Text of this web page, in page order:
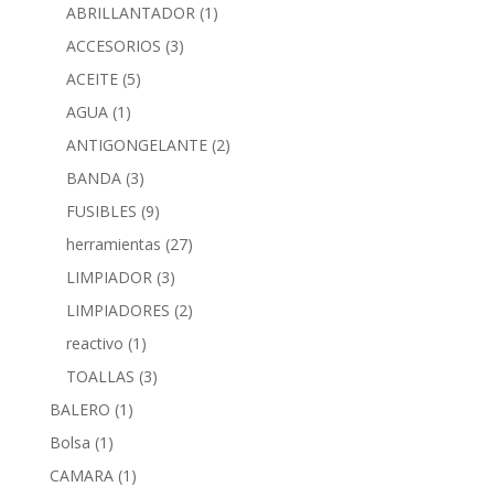
ABRILLANTADOR (1)
ACCESORIOS (3)
ACEITE (5)
AGUA (1)
ANTIGONGELANTE (2)
BANDA (3)
FUSIBLES (9)
herramientas (27)
LIMPIADOR (3)
LIMPIADORES (2)
reactivo (1)
TOALLAS (3)
BALERO (1)
Bolsa (1)
CAMARA (1)